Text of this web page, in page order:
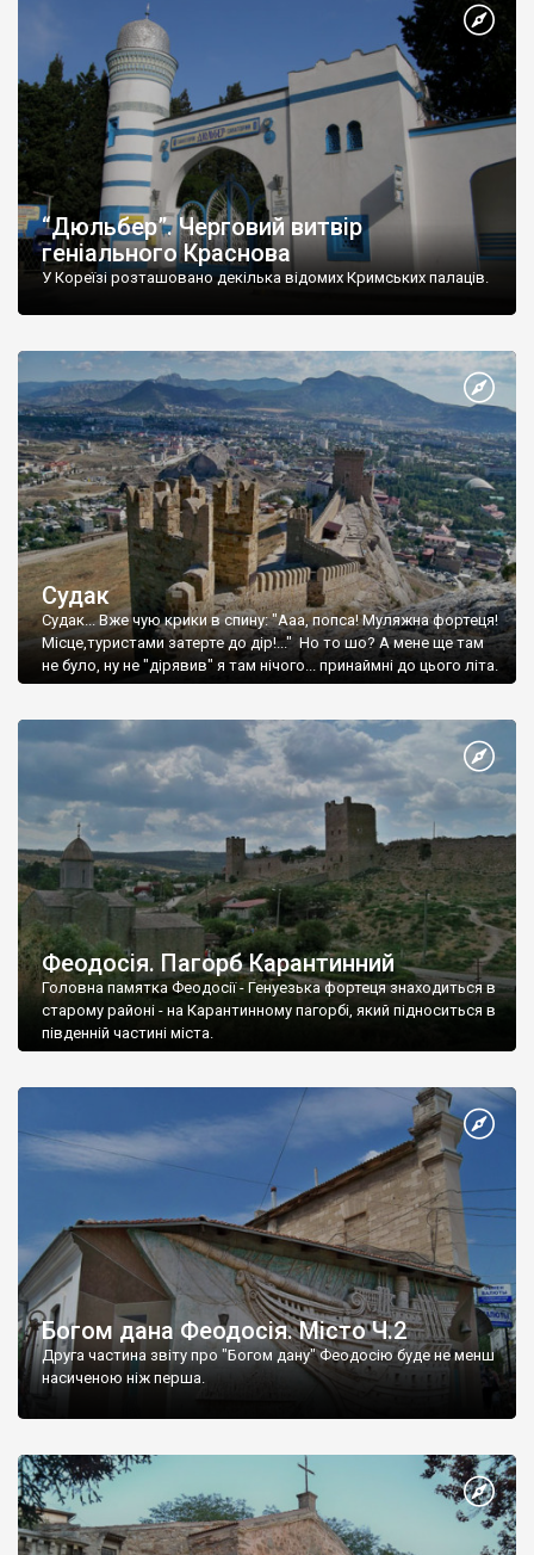
“Дюльбер”. Черговий витвір
геніального Краснова
У Кореїзі розташовано декілька відомих Кримських палаців.
Судак
Судак... Вже чую крики в спину: "Ааа, попса! Муляжна фортеця!
Місце,туристами затерте до дір!..." Но то шо? А мене ще там
не було, ну не "дірявив" я там нічого... принаймні до цього літа.
Феодосія. Пагорб Карантинний
Головна памятка Феодосії - Генуезька фортеця знаходиться в
старому районі - на Карантинному пагорбі, який підноситься в
південній частині міста.
Богом дана Феодосія. Місто Ч.2
Друга частина звіту про "Богом дану" Феодосію буде не менш
насиченою ніж перша.